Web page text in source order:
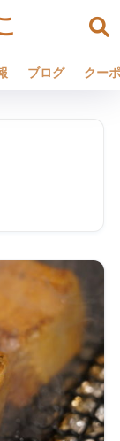
ブログ クー